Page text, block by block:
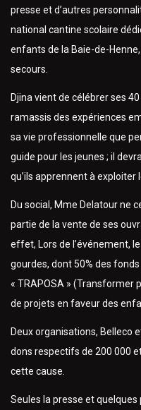
presse et d’autres
national cantine scolaire
enfants de la Baie-de-
secours.
Djina vient de célébrer ses
ramassis des expériences
sa vie professionnelle que
guide pour les jeunes ; il
qu’ils apprennent à exploiter
Du social, Mme Delatour ne
partie de la vente de ses
effet, Lors de l’événement,
gourdes, dont 50% des
« TRAPOSA » (Transformer
de projets en faveur des
Deux organisations, Belleco
dons respectifs de 200 000
cette cause.
Seules la presse et